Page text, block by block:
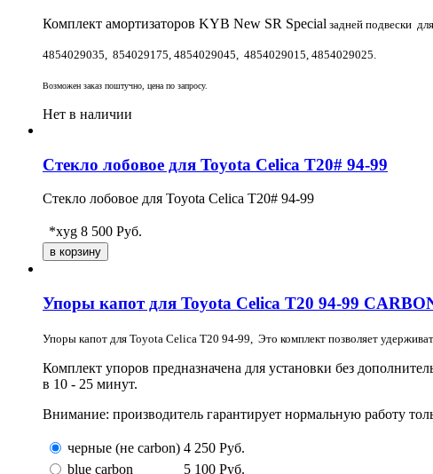
Комплект амортизаторов KYB New SR Special задней подвески
4854029035, 854029175, 4854029045, 4854029015, 4854029025.
Возможен заказ поштучно, цена по запросу.
Нет в наличии
Стекло лобовое для Toyota Celica T20# 94-99
Стекло лобовое для Toyota Celica T20# 94-99
*xyg 8 500 Руб.
Упоры капот для Toyota Celica T20 94-99
Упоры капот для Toyota Celica T20 94-99, Это комплект позволяет
Комплект упоров предназначена для установки без
в 10 - 25 минут.
Внимание: производитель гарантирует нормальную работу
черные (не carbon) 4 250 Руб.
blue carbon
5 100 Руб.